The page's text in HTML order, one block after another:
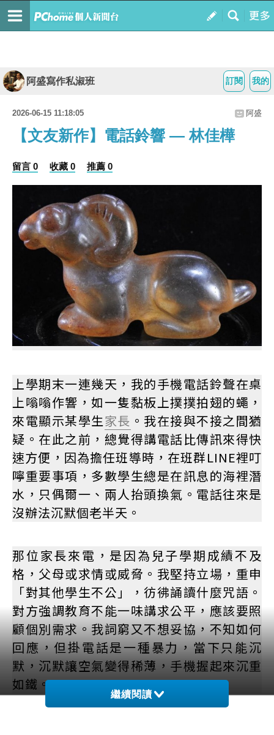
我的
訂閱
阿盛寫作私淑班
2026-06-15 11:18:05 阿盛
【文友新作】電話鈴響 — 林佳樺
留言 0 收藏 0 推薦 0
上學期末一連幾天，我的手機電話鈴聲在桌
上嗡嗡作響，如一隻黏板上撲撲拍翅的蠅，
來電顯示某學生家長 。我在接與不接之間猶
疑。在此之前，總覺得講電話比傳訊來得快
速方便，因為擔任班導時，在班群LINE裡叮
嚀重要事項，多數學生總是在訊息的海裡潛
水，只偶爾一、兩人抬頭換氣。電話往來是
沒辦法沉默個老半天。
那位家長來電，是因為兒子學期成績不及
格，父母或求情或威脅。我堅持立場，重申
「對其他學生不公」，彷彿誦讀什麼咒語。
對方強調教育不能一味講求公平，應該要照
顧個別需求。我詞窮又不想妥協，不知如何
回應，但掛電話是一種暴力，當下只能沉
默，沉默讓空氣變得稀薄，手機握起來沉重
如鐵。
繼續閱讀